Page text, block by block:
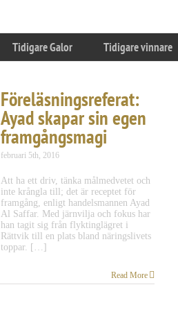
Tidigare Galor Tidigare vinnare
Föreläsningsreferat:
Ayad skapar sin egen
framgångsmagi
februari 5th, 2016
Att ha ett driv, tänka målmedvetet och
inte krångla till; det är receptet för
framgång, enligt handelsmannen Ayad
Al Saffar. Med järnvilja och fokus har
han tagit sig från flyktinglägret i
Rättvik till en plats bland näringslivets
toppar. […]
Read More